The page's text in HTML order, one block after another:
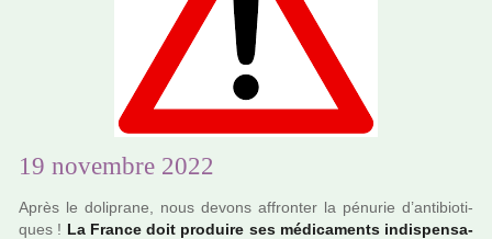
19 novembre 2022
Après le doli­prane, nous devons affron­ter la pénu­rie d’anti­bio­ti­
ques ! La France doit pro­duire ses médi­ca­ments indis­pen­sa­